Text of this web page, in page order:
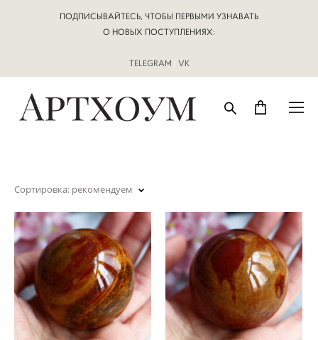
ПОДПИСЫВАЙТЕСЬ, ЧТОБЫ ПЕРВЫМИ УЗНАВАТЬ
О НОВЫХ ПОСТУПЛЕНИЯХ:
TELEGRAM | VK
Сортировка: рекомендуем